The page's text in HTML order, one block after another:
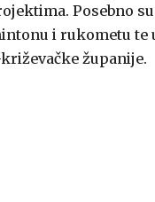
Posebno
i rukometu
županije.